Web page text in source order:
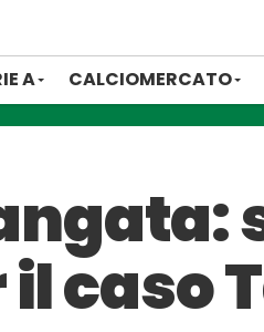
A CALCIOMERCATO
caso